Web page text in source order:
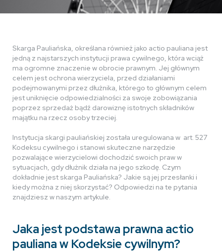
Skarga Pauliańska, określana również jako actio pauliana jest
jedną z najstarszych instytucji prawa cywilnego, która wciąż
ma ogromne znaczenie w obrocie prawnym. Jej głównym
celem jest ochrona wierzyciela, przed działaniami
podejmowanymi przez dłużnika, którego to głównym celem
jest uniknięcie odpowiedzialności za swoje zobowiązania
poprzez sprzedaż bądź darowiznę istotnych składników
majątku na rzecz osoby trzeciej.
Instytucja skargi pauliańskiej została uregulowana w art. 527
Kodeksu cywilnego i stanowi skuteczne narzędzie
pozwalające wierzycielowi dochodzić swoich praw w
sytuacjach, gdy dłużnik działa na jego szkodę. Czym
dokładnie jest skarga Pauliańska? Jakie są jej przesłanki i
kiedy można z niej skorzystać? Odpowiedzi na te pytania
znajdziesz w naszym artykule.
Jaka jest podstawa prawna actio
pauliana w Kodeksie cywilnym?